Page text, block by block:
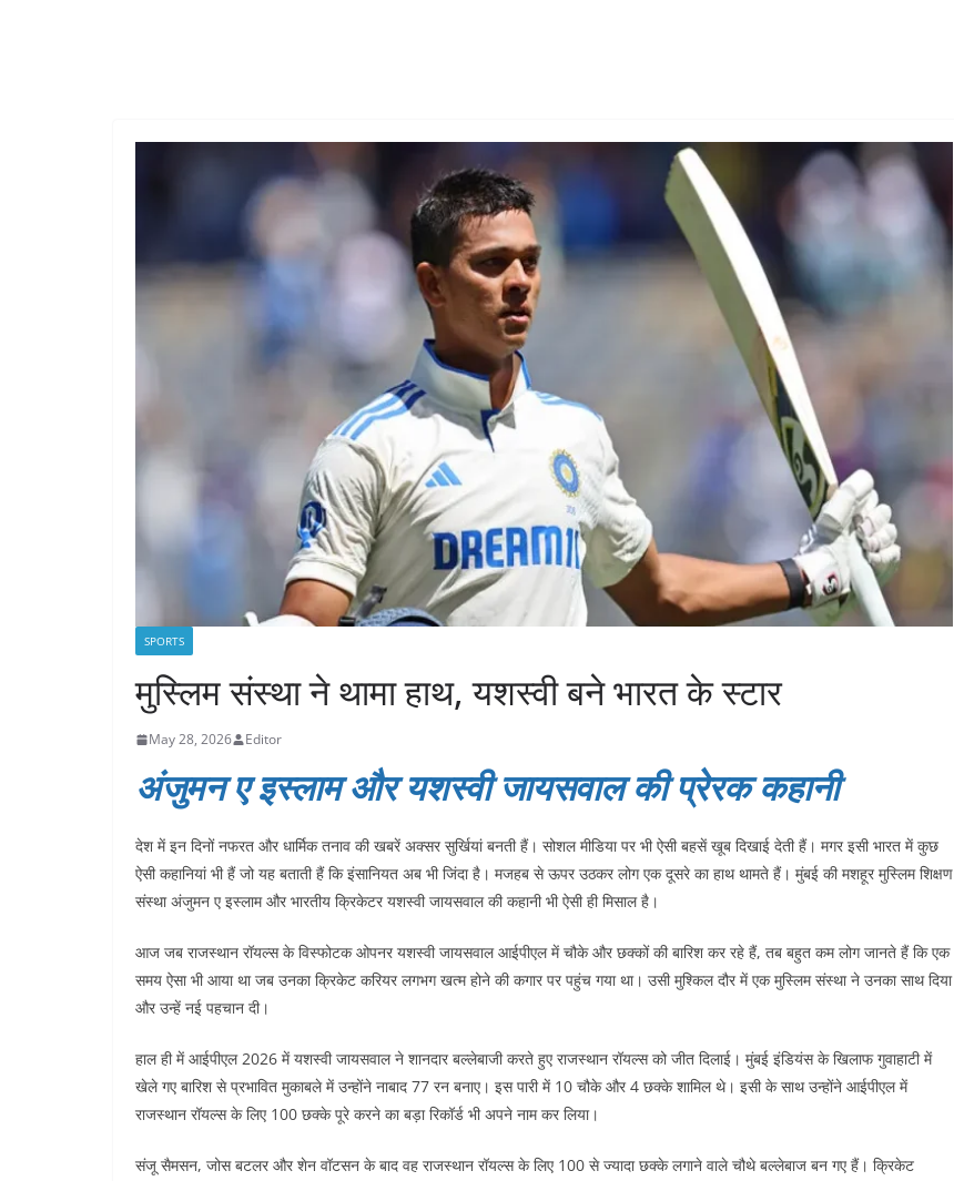
SPORTS
मुस्लिम संस्था ने थामा हाथ, यशस्वी बने भारत के स्टार
May 28, 2026 Editor
अंजुमन ए इस्लाम और यशस्वी जायसवाल की प्रेरक कहानी
देश में इन दिनों नफरत और धार्मिक तनाव की खबरें अक्सर सुर्खियां बनती हैं। सोशल मीडिया पर भी ऐसी बहसें खूब दिखाई देती हैं। मगर इसी भारत में कुछ
ऐसी कहानियां भी हैं जो यह बताती हैं कि इंसानियत अब भी जिंदा है। मजहब से ऊपर उठकर लोग एक दूसरे का हाथ थामते हैं। मुंबई की मशहूर मुस्लिम शिक्षण
संस्था अंजुमन ए इस्लाम और भारतीय क्रिकेटर यशस्वी जायसवाल की कहानी भी ऐसी ही मिसाल है।
आज जब राजस्थान रॉयल्स के विस्फोटक ओपनर यशस्वी जायसवाल आईपीएल में चौके और छक्कों की बारिश कर रहे हैं, तब बहुत कम लोग जानते हैं कि एक
समय ऐसा भी आया था जब उनका क्रिकेट करियर लगभग खत्म होने की कगार पर पहुंच गया था। उसी मुश्किल दौर में एक मुस्लिम संस्था ने उनका साथ दिया
और उन्हें नई पहचान दी।
हाल ही में आईपीएल 2026 में यशस्वी जायसवाल ने शानदार बल्लेबाजी करते हुए राजस्थान रॉयल्स को जीत दिलाई। मुंबई इंडियंस के खिलाफ गुवाहाटी में
खेले गए बारिश से प्रभावित मुकाबले में उन्होंने नाबाद 77 रन बनाए। इस पारी में 10 चौके और 4 छक्के शामिल थे। इसी के साथ उन्होंने आईपीएल में
राजस्थान रॉयल्स के लिए 100 छक्के पूरे करने का बड़ा रिकॉर्ड भी अपने नाम कर लिया।
संजू सैमसन, जोस बटलर और शेन वॉटसन के बाद वह राजस्थान रॉयल्स के लिए 100 से ज्यादा छक्के लगाने वाले चौथे बल्लेबाज बन गए हैं। क्रिकेट